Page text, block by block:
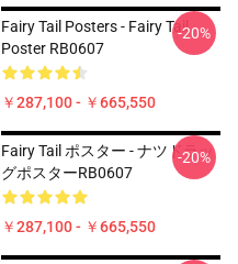
Fairy Tail Posters - Fairy Tail
Poster RB0607
￥287,100 - ￥665,550
-20%
Fairy Tail ポスター - ナツドラッ
グポスターRB0607
￥287,100 - ￥665,550
-20%